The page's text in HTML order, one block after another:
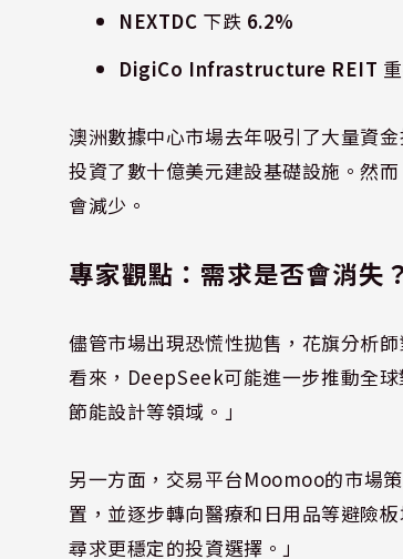
NEXTDC 下跌 6.2%
DigiCo Infrastructure REIT
澳洲數據中心市場去年吸引了大量資
投資了數十億美元建設基礎設施。然
會減少。
專家觀點：需求是否會消失？
儘管市場出現恐慌性拋售，花旗分析
看來，DeepSeek可能進一步推動全
節能設計等領域。」
另一方面，交易平台Moomoo的市場
置，並逐步轉向醫療和日用品等避險
尋求更穩定的投資選擇。」